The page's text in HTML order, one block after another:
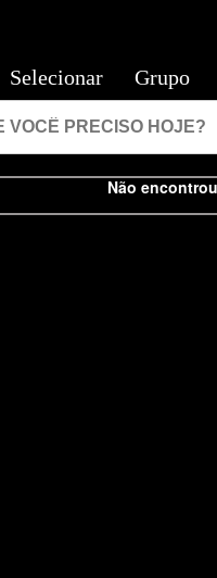
Não
Selecionar Grupo